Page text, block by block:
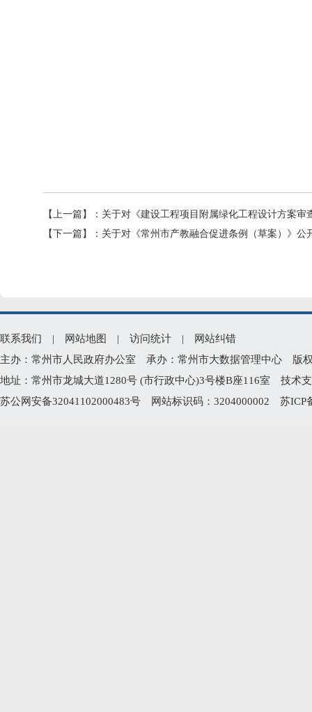
【上一篇】： 关于对《建设工程项目附属绿化工程设计方案
【下一篇】： 关于对《常州市产教融合促进条例（草案）》公
联系我们 | 网站地图 | 访问统计 |
网站纠错
主办：常州市人民政府办公室 承办：常州市大数据管理中心 版
地址：常州市龙城大道1280号 (市行政中心)3号楼B座116室 技术
苏公网安备32041102000483号 网站标识码：3204000002 苏ICP